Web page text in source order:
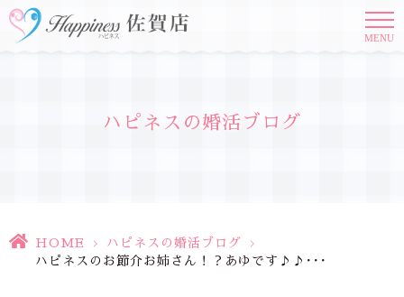
MENU
ハピネスの婚活ブログ
HOME > ハピネスの婚活ブログ
>
ハピネスのお節介お姉さん！？あゆです♪♪･･･